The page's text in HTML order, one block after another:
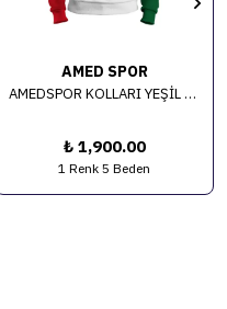
AMED SPOR
AMEDSPOR KOLLARI YEŞİL KIRMIZI SIFIR YAKA SWEAT
₺ 1,900.00
1 Renk 5 Beden